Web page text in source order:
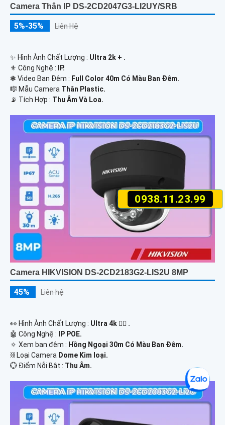
0938.11.23.99
Camera Thân IP DS-2CD2047G3-LI2UY/SRB
5%-35% Liên Hệ
✨ Hình Ành Chất Lượng : Ultra 2k + .
⚜️ Công Nghệ : IP.
❃ Video Ban Đêm : Full Color 40m Có Màu Ban Ðêm.
🎼️ Mẫu Camera Thân Plastic.
️📡 Tích Hợp : Thu Âm Và Loa.
Camera HIKVISION DS-2CD2183G2-LIS2U 8MP
45% Liên hệ
️👀 Hình Ành Chất Lượng : Ultra 4k 👍🏾 .
🤖️ Công Nghệ :
IP POE.
🔅 Xem ban đêm : Hồng Ngoại 30m Có Màu Ban Ðêm.
⛓ Loại Camera Dome Kim loại.
️💮 Điểm Nỗi Bật : Thu Âm.